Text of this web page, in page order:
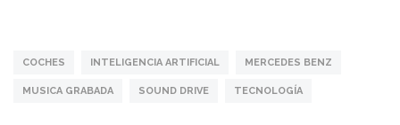
COCHES INTELIGENCIA ARTIFICIAL MERCEDES BENZ
MUSICA GRABADA SOUND DRIVE TECNOLOGÍA